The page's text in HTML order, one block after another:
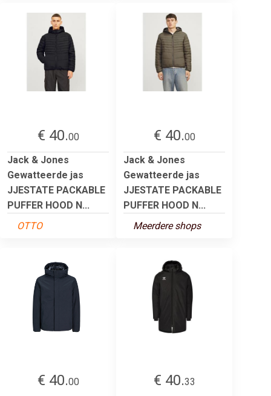
€ 40.00
Jack & Jones
Gewatteerde jas
JJESTATE PACKABLE
PUFFER HOOD N...
OTTO
€ 40.00
Jack & Jones
Gewatteerde jas
JJESTATE PACKABLE
PUFFER HOOD N...
Meerdere shops
€ 40.00 € 40.33